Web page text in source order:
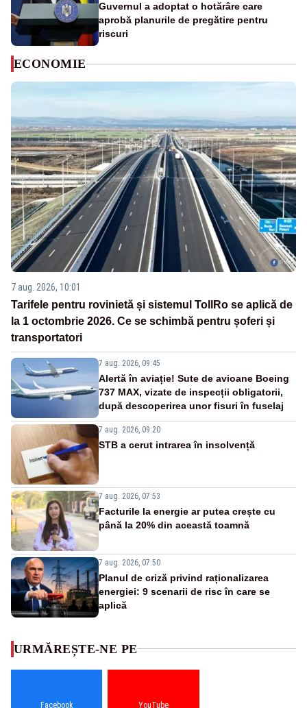
Guvernul a adoptat o hotărâre care
aprobă planurile de pregătire pentru
riscuri
ECONOMIE
7 aug. 2026, 10:01
Tarifele pentru rovinietă și sistemul TollRo se aplică de
la 1 octombrie 2026. Ce se schimbă pentru șoferi și
transportatori
7 aug. 2026, 09:45
Alertă în aviație! Sute de avioane Boeing
737 MAX, vizate de inspecții obligatorii,
după descoperirea unor fisuri în fuselaj
7 aug. 2026, 09:20
STB a cerut intrarea în insolvență
7 aug. 2026, 07:53
Facturile la energie ar putea crește cu
până la 20% din această toamnă
7 aug. 2026, 07:50
Planul de criză privind raționalizarea
energiei: 9 scenarii de risc în care se
aplică
URMĂREȘTE-NE PE
Facebook YouTube